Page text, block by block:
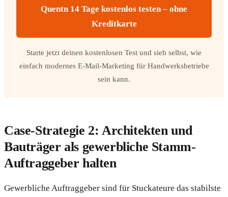
Quentn 14 Tage kostenlos testen – ohne
Kreditkarte
Starte jetzt deinen kostenlosen Test und sieh selbst, wie
einfach modernes E-Mail-Marketing für Handwerksbetriebe
sein kann.
Case-Strategie 2: Architekten und
Bauträger als gewerbliche Stamm-
Auftraggeber halten
Gewerbliche Auftraggeber sind für Stuckateure das stabilste